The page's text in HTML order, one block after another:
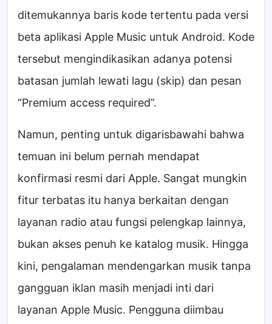
ditemukannya baris kode tertentu pada versi
beta aplikasi Apple Music untuk Android. Kode
tersebut mengindikasikan adanya potensi
batasan jumlah lewati lagu (skip) dan pesan
“Premium access required”.
Namun, penting untuk digarisbawahi bahwa
temuan ini belum pernah mendapat
konfirmasi resmi dari Apple. Sangat mungkin
fitur terbatas itu hanya berkaitan dengan
layanan radio atau fungsi pelengkap lainnya,
bukan akses penuh ke katalog musik. Hingga
kini, pengalaman mendengarkan musik tanpa
gangguan iklan masih menjadi inti dari
layanan Apple Music. Pengguna diimbau